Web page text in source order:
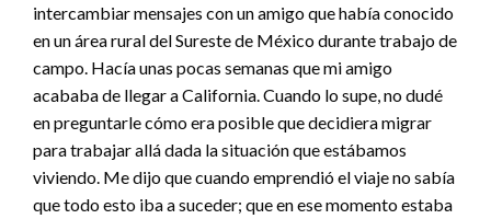
intercambiar mensajes con un amigo que había conocido
en un área rural del Sureste de México durante trabajo de
campo. Hacía unas pocas semanas que mi amigo
acababa de llegar a California. Cuando lo supe, no dudé
en preguntarle cómo era posible que decidiera migrar
para trabajar allá dada la situación que estábamos
viviendo. Me dijo que cuando emprendió el viaje no sabía
que todo esto iba a suceder; que en ese momento estaba